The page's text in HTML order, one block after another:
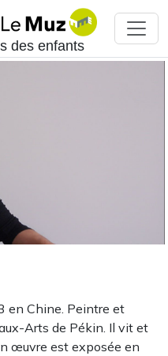
des enfants
en Chine. Peintre et
Arts de Pékin. Il vit et
œuvre est exposée en